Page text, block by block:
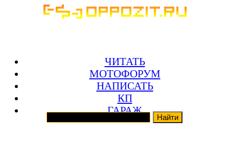
ЧИТАТЬ
МОТОФОРУМ
НАПИСАТЬ
КП
ГАРАЖ